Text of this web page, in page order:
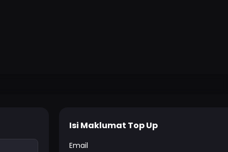
Isi Maklumat Top Up
Email